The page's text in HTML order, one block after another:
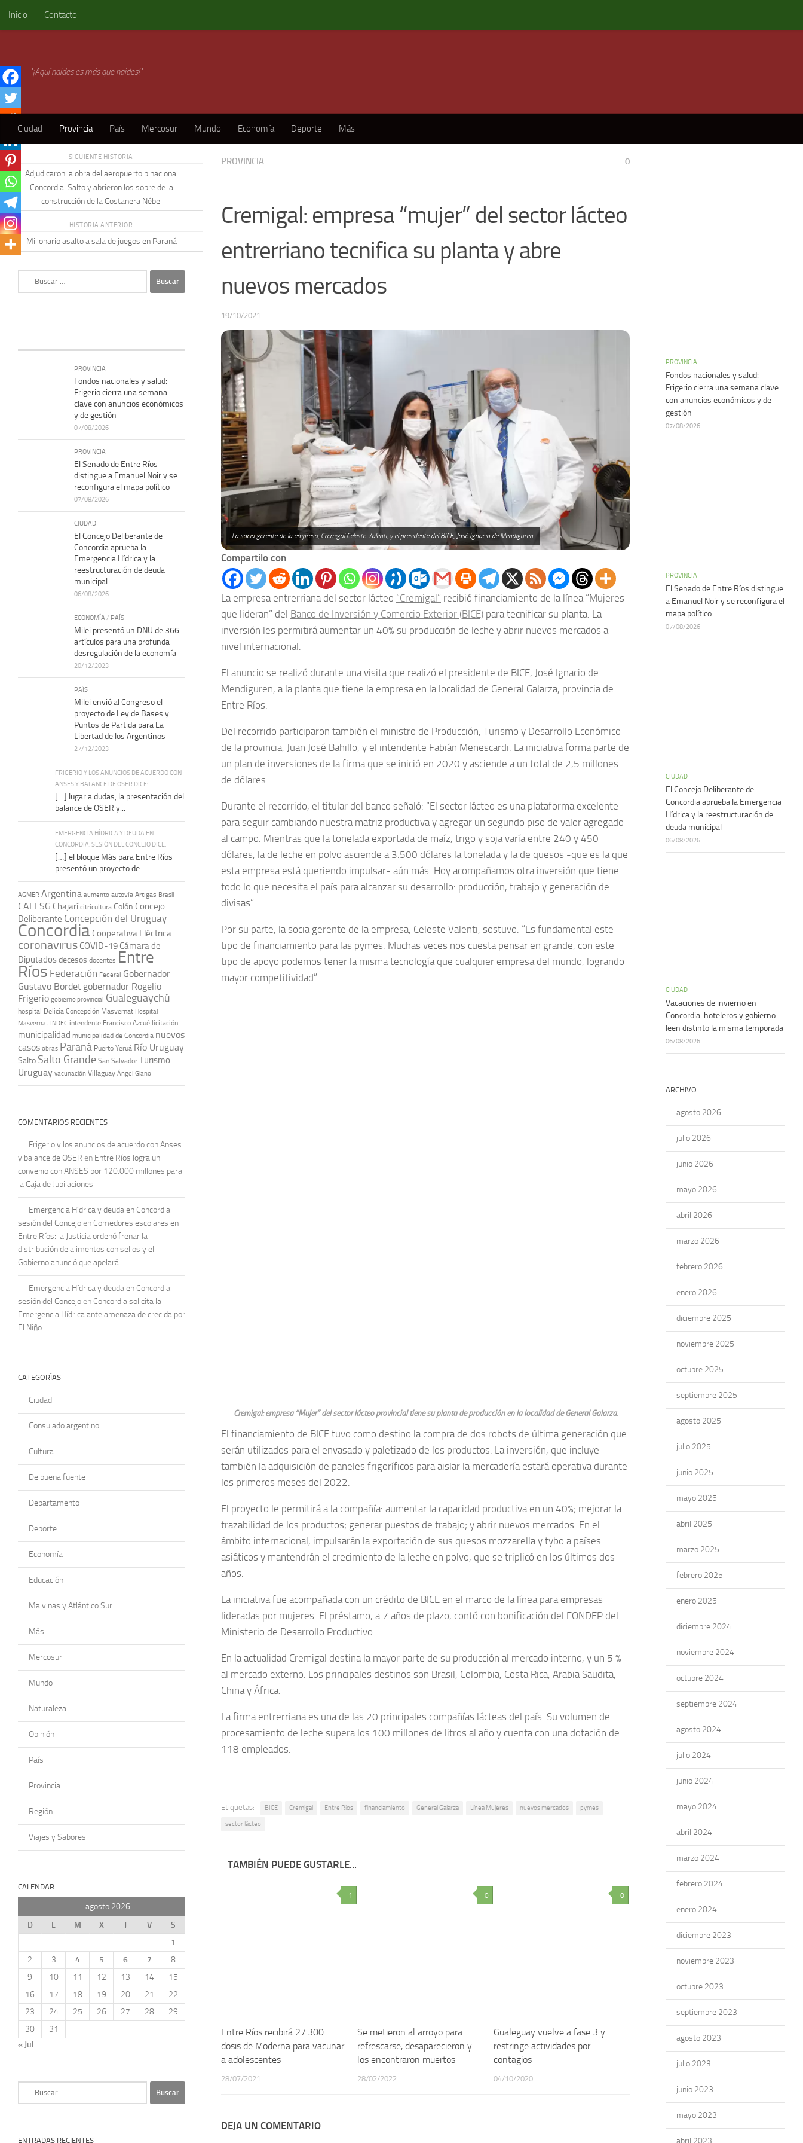
Skip to content
Inicio Contacto
"¡Aquí naides es más que naides!"
Ciudad Provincia País Mercosur Mundo Economía Deporte Más
PROVINCIA 0
Cremigal: empresa “mujer” del sector lácteo
entrerriano tecnifica su planta y abre
nuevos mercados
19/10/2021
La socia gerente de la empresa, Cremigal Celeste Valenti, y el presidente del BICE, José Ignacio de Mendiguren.
Compartilo con
La empresa entrerriana del sector lácteo “Cremigal” recibió financiamiento de la línea “Mujeres
que lideran” del Banco de Inversión y Comercio Exterior (BICE) para tecnificar su planta. La
inversión les permitirá aumentar un 40% su producción de leche y abrir nuevos mercados a
nivel internacional.
El anuncio se realizó durante una visita que realizó el presidente de BICE, José Ignacio de
Mendiguren, a la planta que tiene la empresa en la localidad de General Galarza, provincia de
Entre Ríos.
Del recorrido participaron también el ministro de Producción, Turismo y Desarrollo Económico
de la provincia, Juan José Bahillo, y el intendente Fabián Menescardi. La iniciativa forma parte de
un plan de inversiones de la firma que se inició en 2020 y asciende a un total de 2,5 millones
de dólares.
Durante el recorrido, el titular del banco señaló: “El sector lácteo es una plataforma excelente
para seguir cambiando nuestra matriz productiva y agregar un segundo piso de valor agregado
al campo. Mientras que la tonelada exportada de maíz, trigo y soja varía entre 240 y 450
dólares, la de leche en polvo asciende a 3.500 dólares la tonelada y la de quesos -que es la que
esta empresa está queriendo impulsar- aún más. Hoy acompañamos otra inversión que tiene
todo lo que necesita el país para alcanzar su desarrollo: producción, trabajo y generación de
divisas”.
Por su parte, la socia gerente de la empresa, Celeste Valenti, sostuvo: “Es fundamental este
tipo de financiamiento para las pymes. Muchas veces nos cuesta pensar en grande, con este
tipo de apoyo podemos tener la misma tecnología que cualquier empresa del mundo, logrando
mayor competitividad”.
Cremigal: empresa “Mujer” del sector lácteo provincial tiene su planta de producción en la localidad de General Galarza.
El financiamiento de BICE tuvo como destino la compra de dos robots de última generación que
serán utilizados para el envasado y paletizado de los productos. La inversión, que incluye
también la adquisición de paneles frigoríficos para aislar la mercadería estará operativa durante
los primeros meses del 2022.
El proyecto le permitirá a la compañía: aumentar la capacidad productiva en un 40%; mejorar la
trazabilidad de los productos; generar puestos de trabajo; y abrir nuevos mercados. En el
ámbito internacional, impulsarán la exportación de sus quesos mozzarella y tybo a países
asiáticos y mantendrán el crecimiento de la leche en polvo, que se triplicó en los últimos dos
años.
La iniciativa fue acompañada con un crédito de BICE en el marco de la línea para empresas
lideradas por mujeres. El préstamo, a 7 años de plazo, contó con bonificación del FONDEP del
Ministerio de Desarrollo Productivo.
En la actualidad Cremigal destina la mayor parte de su producción al mercado interno, y un 5 %
al mercado externo. Los principales destinos son Brasil, Colombia, Costa Rica, Arabia Saudita,
China y África.
La firma entrerriana es una de las 20 principales compañías lácteas del país. Su volumen de
procesamiento de leche supera los 100 millones de litros al año y cuenta con una dotación de
118 empleados.
Etiquetas: BICE Cremigal Entre Ríos financiamiento General Galarza Línea Mujeres nuevos mercados pymes
sector lácteo
TAMBIÉN PUEDE GUSTARLE...
1
Entre Ríos recibirá 27.300
dosis de Moderna para vacunar
a adolescentes
28/07/2021
0
Se metieron al arroyo para
refrescarse, desaparecieron y
los encontraron muertos
28/02/2022
0
Gualeguay vuelve a fase 3 y
restringe actividades por
contagios
04/10/2020
DEJA UN COMENTARIO
SIGUIENTE HISTORIA
Adjudicaron la obra del aeropuerto binacional
Concordia-Salto y abrieron los sobre de la
construcción de la Costanera Nébel
HISTORIA ANTERIOR
Millonario asalto a sala de juegos en Paraná
PROVINCIA
Fondos nacionales y salud:
Frigerio cierra una semana
clave con anuncios económicos
y de gestión
07/08/2026
PROVINCIA
El Senado de Entre Ríos
distingue a Emanuel Noir y se
reconfigura el mapa político
07/08/2026
CIUDAD
El Concejo Deliberante de
Concordia aprueba la
Emergencia Hídrica y la
reestructuración de deuda
municipal
06/08/2026
ECONOMÍA / PAÍS
Milei presentó un DNU de 366
artículos para una profunda
desregulación de la economía
20/12/2023
PAÍS
Milei envió al Congreso el
proyecto de Ley de Bases y
Puntos de Partida para La
Libertad de los Argentinos
27/12/2023
FRIGERIO Y LOS ANUNCIOS DE ACUERDO CON
ANSES Y BALANCE DE OSER DICE:
[…] lugar a dudas, la presentación del
balance de OSER y...
EMERGENCIA HÍDRICA Y DEUDA EN
CONCORDIA: SESIÓN DEL CONCEJO DICE:
[…] el bloque Más para Entre Ríos
presentó un proyecto de...
AGMER Argentina aumento autovía Artigas Brasil
CAFESG Chajarí citricultura Colón Concejo
Deliberante Concepción del Uruguay
Concordia Cooperativa Eléctrica
coronavirus COVID-19 Cámara de
Diputadosdecesos docentes Entre
Ríos Federación Federal Gobernador
Gustavo Bordet gobernador Rogelio
Frigerio gobierno provincial Gualeguaychú
hospital Delicia Concepción Masvernat Hospital
Masvernat INDEC intendente Francisco Azcué licitación
municipalidad municipalidad de Concordia nuevos
casos obras Paraná Puerto Yeruá Río Uruguay
Salto Salto Grande San Salvador Turismo
Uruguay vacunación Villaguay Ángel Giano
COMENTARIOS RECIENTES
Frigerio y los anuncios de acuerdo con Anses
y balance de OSER en Entre Ríos logra un
convenio con ANSES por 120.000 millones para
la Caja de Jubilaciones
Emergencia Hídrica y deuda en Concordia:
sesión del Concejo en Comedores escolares en
Entre Ríos: la Justicia ordenó frenar la
distribución de alimentos con sellos y el
Gobierno anunció que apelará
Emergencia Hídrica y deuda en Concordia:
sesión del Concejo en Concordia solicita la
Emergencia Hídrica ante amenaza de crecida por
El Niño
CATEGORÍAS
Ciudad
Consulado argentino
Cultura
De buena fuente
Departamento
Deporte
Economía
Educación
Malvinas y Atlántico Sur
Más
Mercosur
Mundo
Naturaleza
Opinión
País
Provincia
Región
Viajes y Sabores
CALENDAR
agosto 2026
D
L M X J V
S
1
2
3 4 5 6 7
8
9
10 11 12 13 14
15
16
17 18 19 20 21
22
23
24 25 26 27 28
29
30
31
« Jul
ENTRADAS RECIENTES
PROVINCIA
Fondos nacionales y salud:
Frigerio cierra una semana clave
con anuncios económicos y de
gestión
07/08/2026
PROVINCIA
El Senado de Entre Ríos distingue
a Emanuel Noir y se reconfigura el
mapa político
07/08/2026
CIUDAD
El Concejo Deliberante de
Concordia aprueba la Emergencia
Hídrica y la reestructuración de
deuda municipal
06/08/2026
CIUDAD
Vacaciones de invierno en
Concordia: hoteleros y gobierno
leen distinto la misma temporada
06/08/2026
ARCHIVO
agosto 2026
julio 2026
junio 2026
mayo 2026
abril 2026
marzo 2026
febrero 2026
enero 2026
diciembre 2025
noviembre 2025
octubre 2025
septiembre 2025
agosto 2025
julio 2025
junio 2025
mayo 2025
abril 2025
marzo 2025
febrero 2025
enero 2025
diciembre 2024
noviembre 2024
octubre 2024
septiembre 2024
agosto 2024
julio 2024
junio 2024
mayo 2024
abril 2024
marzo 2024
febrero 2024
enero 2024
diciembre 2023
noviembre 2023
octubre 2023
septiembre 2023
agosto 2023
julio 2023
junio 2023
mayo 2023
abril 2023